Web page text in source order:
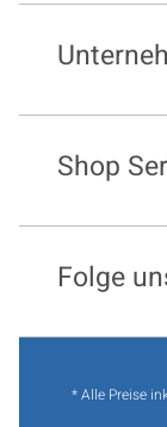
Shop
Folge
* Alle Preise